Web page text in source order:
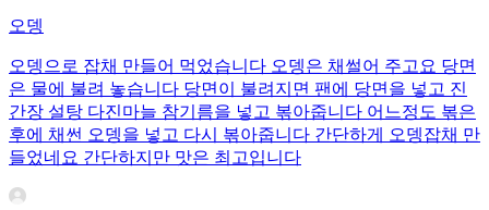
오뎅
오뎅으로 잡채 만들어 먹었습니다 오뎅은 채썰어 주고요 당면
은 물에 불려 놓습니다 당면이 불려지면 팬에 당면을 넣고 진
간장 설탕 다진마늘 참기름을 넣고 볶아줍니다 어느정도 볶은
후에 채썬 오뎅을 넣고 다시 볶아줍니다 간단하게 오뎅잡채 만
들었네요 간단하지만 맛은 최고입니다